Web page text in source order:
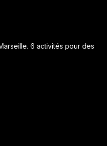
6 activités pour des